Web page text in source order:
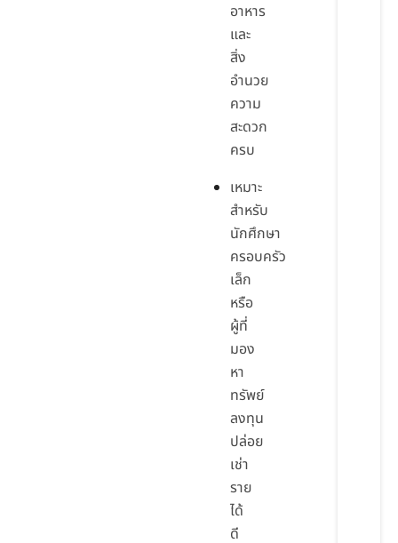
อาหาร
และ
สิ่ง
อำนวย
ความ
สะดวก
ครบ
เหมาะ
สำหรับ
นักศึกษา
ครอบครัว
เล็ก
หรือ
ผู้ที่
มอง
หา
ทรัพย์
ลงทุน
ปล่อย
เช่า
ราย
ได้
ดี